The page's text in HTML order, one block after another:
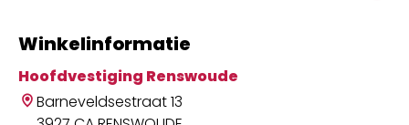
Winkelinformatie
Hoofdvestiging Renswoude
Barneveldsestraat 13